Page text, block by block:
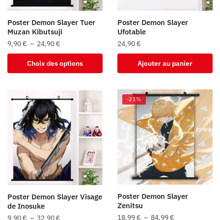
sur
page
du
produit
page
du
produit
Poster Demon Slayer Tuer
Muzan Kibutsuji
9,90€ – 24,90€
de
prix :
9,90 €
24,90 €
Choix des options
produit
plusieurs
variations.
Les
options
peuvent
être
choisies
sur
page
du
Poster Demon Slayer
Ufotable
24,90€
Ajouter au panier
Poster Demon Slayer Visage
de Inosuke
9,90€ – 32,90€
-21%
Poster Demon Slayer
Zenitsu
18,99€ – 84,99€